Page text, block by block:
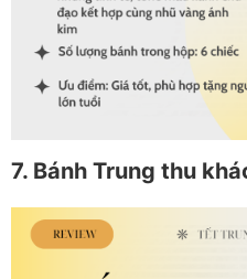
7. Bánh Trung thu